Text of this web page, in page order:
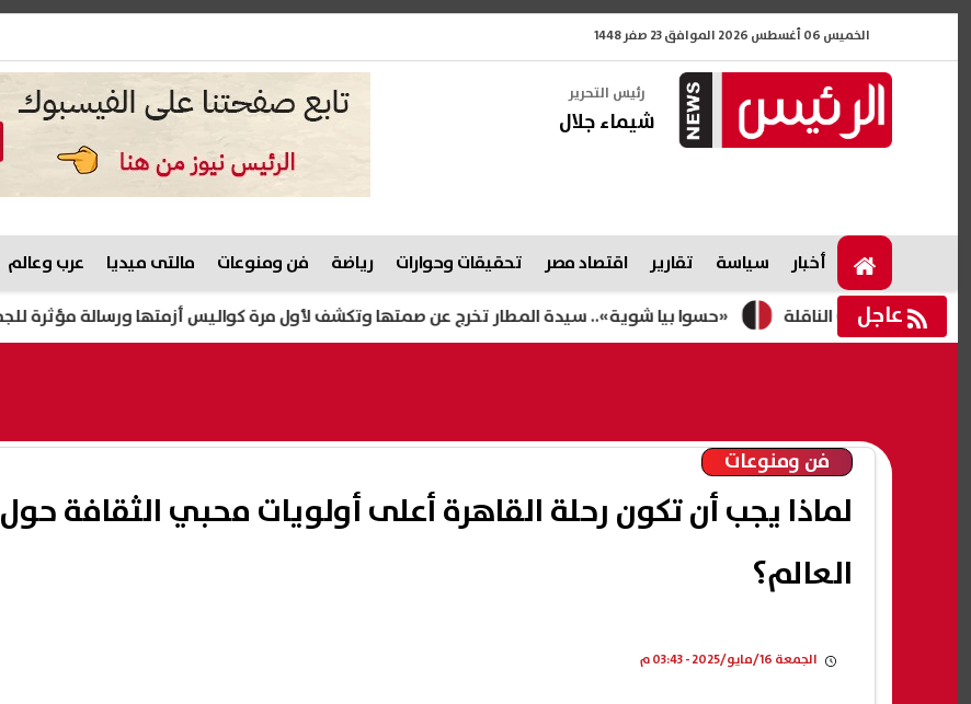
الخميس 06 أغسطس 2026 الموافق 23 صفر 1448
رئيس التحرير
شيماء جلال
أخبار سياسة تقارير اقتصاد مصر تحقيقات وحوارات رياضة فن ومنوعات مالتى ميديا عرب وعالم
عاجل «حسوا بيا شوية».. سيدة المطار تخرج عن صمتها وتكشف لأول مرة كواليس أزمتها ورسالة مؤثرة للجمهور
فن ومنوعات
لماذا يجب أن تكون رحلة القاهرة أعلى أولويات محبي الثقافة حول
العالم؟
الجمعة 16/مايو/2025 - 03:43 م